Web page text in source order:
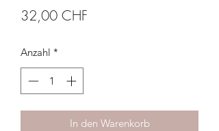
32,00 CHF
Anzahl *
In den Warenkorb